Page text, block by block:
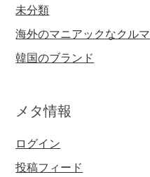
未分類
海外のマニアックなクルマ
韓国のブランド
メタ情報
ログイン
投稿フィード